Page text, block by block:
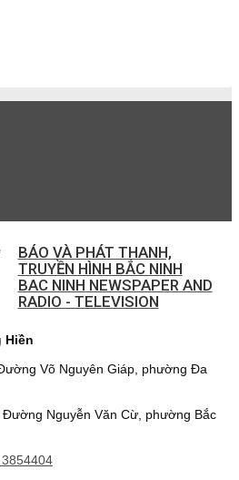
BÁO VÀ PHÁT THANH,
TRUYỀN HÌNH BẮC NINH
BAC NINH NEWSPAPER AND
RADIO - TELEVISION
Hiền
Võ Nguyên Giáp, phường Đa
Nguyễn Văn Cừ, phường Bắc